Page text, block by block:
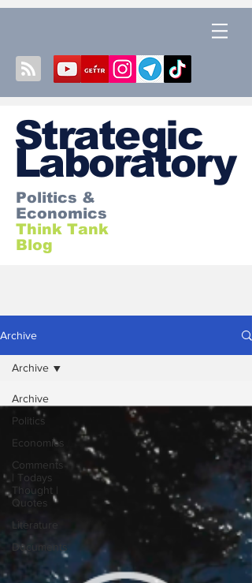
Strategic
Laboratory
Politics &
Economics
Think Tank
Blog
Archive
Archive
Politics
Economics
Comments
| Todays
Thought |
Quotes
Literature
Documents
Archive